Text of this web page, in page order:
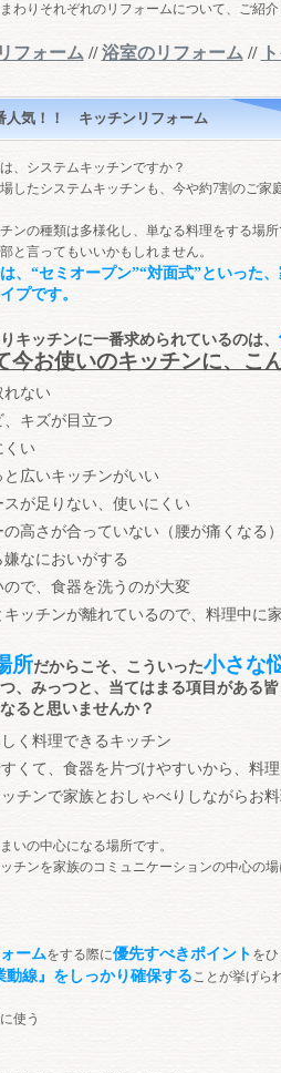
わりそれぞれのリフォームについて、ご紹介
フォーム //浴室のリフォーム //
人気！！ キッチンリフォーム
、システムキッチンですか？
したシステムキッチンも、今や約7割のご家
ンの種類は多様化し、単なる料理をする場所
と言ってもいいかもしれません。
、“セミオープン”“対面式”といった
プです。
キッチンに一番求められているのは、
今お使いのキッチンに、こ
れない
キズが目立つ
くい
広いキッチンがいい
スが足りない、使いにくい
高さが合っていない（腰が痛くなる）
なにおいがする
で、食器を洗うのが大変
キッチンが離れているので、料理中に
所だからこそ、こういった小さな
、みっつと、当てはまる項目がある
ると思いませんか？
く料理できるキッチン
くて、食器を片づけやすいから、料
チンで家族とおしゃべりしながらお
いの中心になる場所です。
チンを家族のコミュニケーションの中心の
ームをする際に優先すべきポイント をひ
動線』をしっかり確保することが挙げら
使う